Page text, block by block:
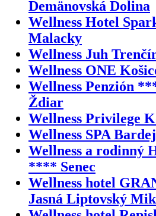
Demänovská Dolina
Wellness Hotel
Malacky
Wellness Juh
Wellness ONE
Wellness Penzión
Ždiar
Wellness Privilege
Wellness SPA
Wellness a rodinný
**** Senec
Wellness hotel
Jasná Liptovský